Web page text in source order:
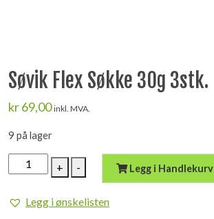
Søvik Flex Søkke 30g 3stk.
kr69,00 inkl. MVA.
9 på lager
+
Søvik
Flex
30g
- Legg i Handlekurv
Legg i ønskelisten